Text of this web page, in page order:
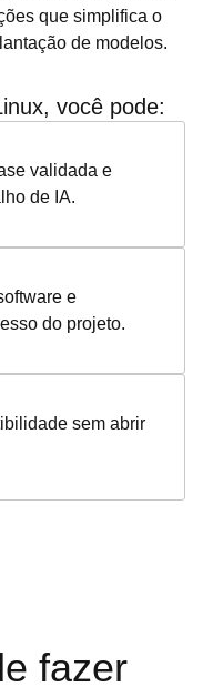
que simplifica o
de modelos.
você pode:
validada e
de IA.
e
do projeto.
sem abrir
fazer